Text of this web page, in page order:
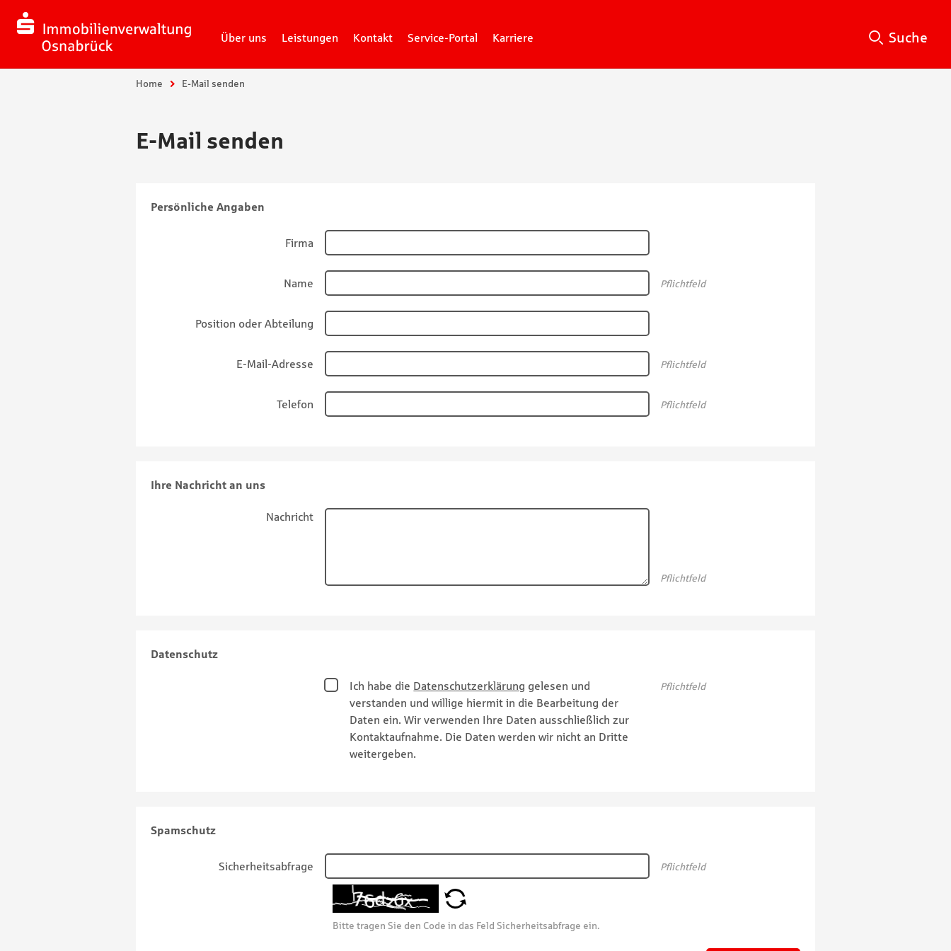
Suche
Über uns
Leistungen Kontakt Service-Portal Karriere
Home E-Mail senden
E-Mail senden
Persönliche Angaben
Firma
Name Pflichtfeld
Position oder Abteilung
E-Mail-Adresse Pflichtfeld
Telefon Pflichtfeld
Ihre Nachricht an uns
Nachricht
Pflichtfeld
Datenschutz
Ich habe die Datenschutzerklärung gelesen und
verstanden und willige hiermit in die Bearbeitung der
Daten ein. Wir verwenden Ihre Daten ausschließlich zur
Kontaktaufnahme. Die Daten werden wir nicht an Dritte
weitergeben.
Pflichtfeld
Spamschutz
Sicherheitsabfrage Pflichtfeld
Bitte tragen Sie den Code in das Feld Sicherheitsabfrage ein.